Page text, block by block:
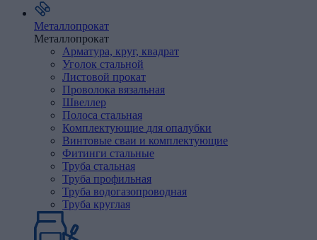
Металлопрокат
Металлопрокат
Арматура, круг, квадрат
Уголок стальной
Листовой прокат
Проволока вязальная
Швеллер
Полоса стальная
Комплектующие для опалубки
Винтовые сваи и комплектующие
Фитинги стальные
Труба стальная
Труба профильная
Труба водогазопроводная
Труба круглая